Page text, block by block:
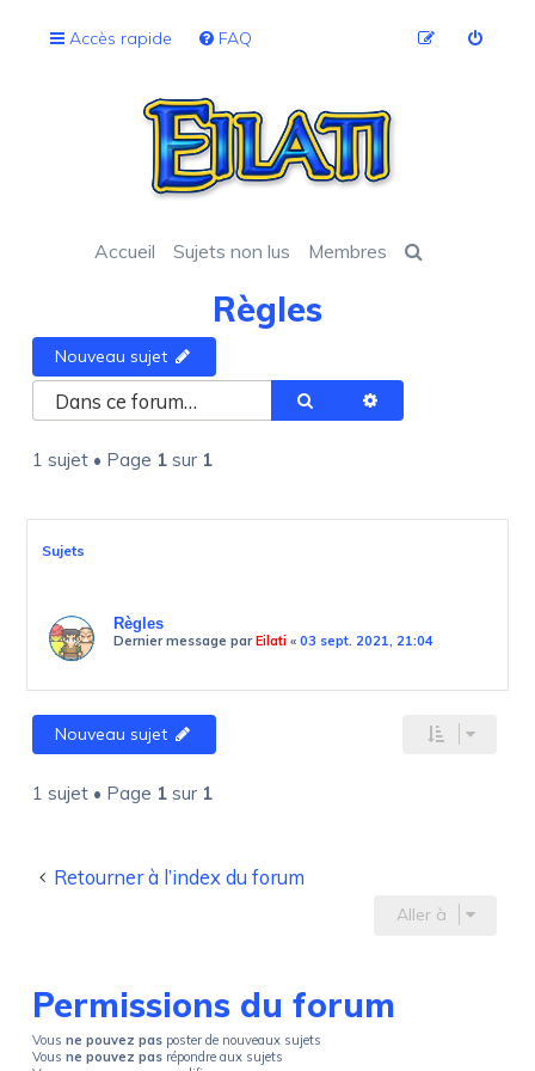
Accès rapide FAQ
Accueil Sujets non lus Membres
Règles
Nouveau sujet
Rechercher
1 sujet • Page 1 sur 1
Sujets
Règles
Dernier message parEilati« 03 sept. 2021, 21:04
Nouveau sujet
1 sujet • Page 1 sur 1
Retourner à l’index du forum
Aller à
Permissions du forum
Vousne pouvez pas poster de nouveaux sujets
Vousne pouvez pas répondre aux sujets